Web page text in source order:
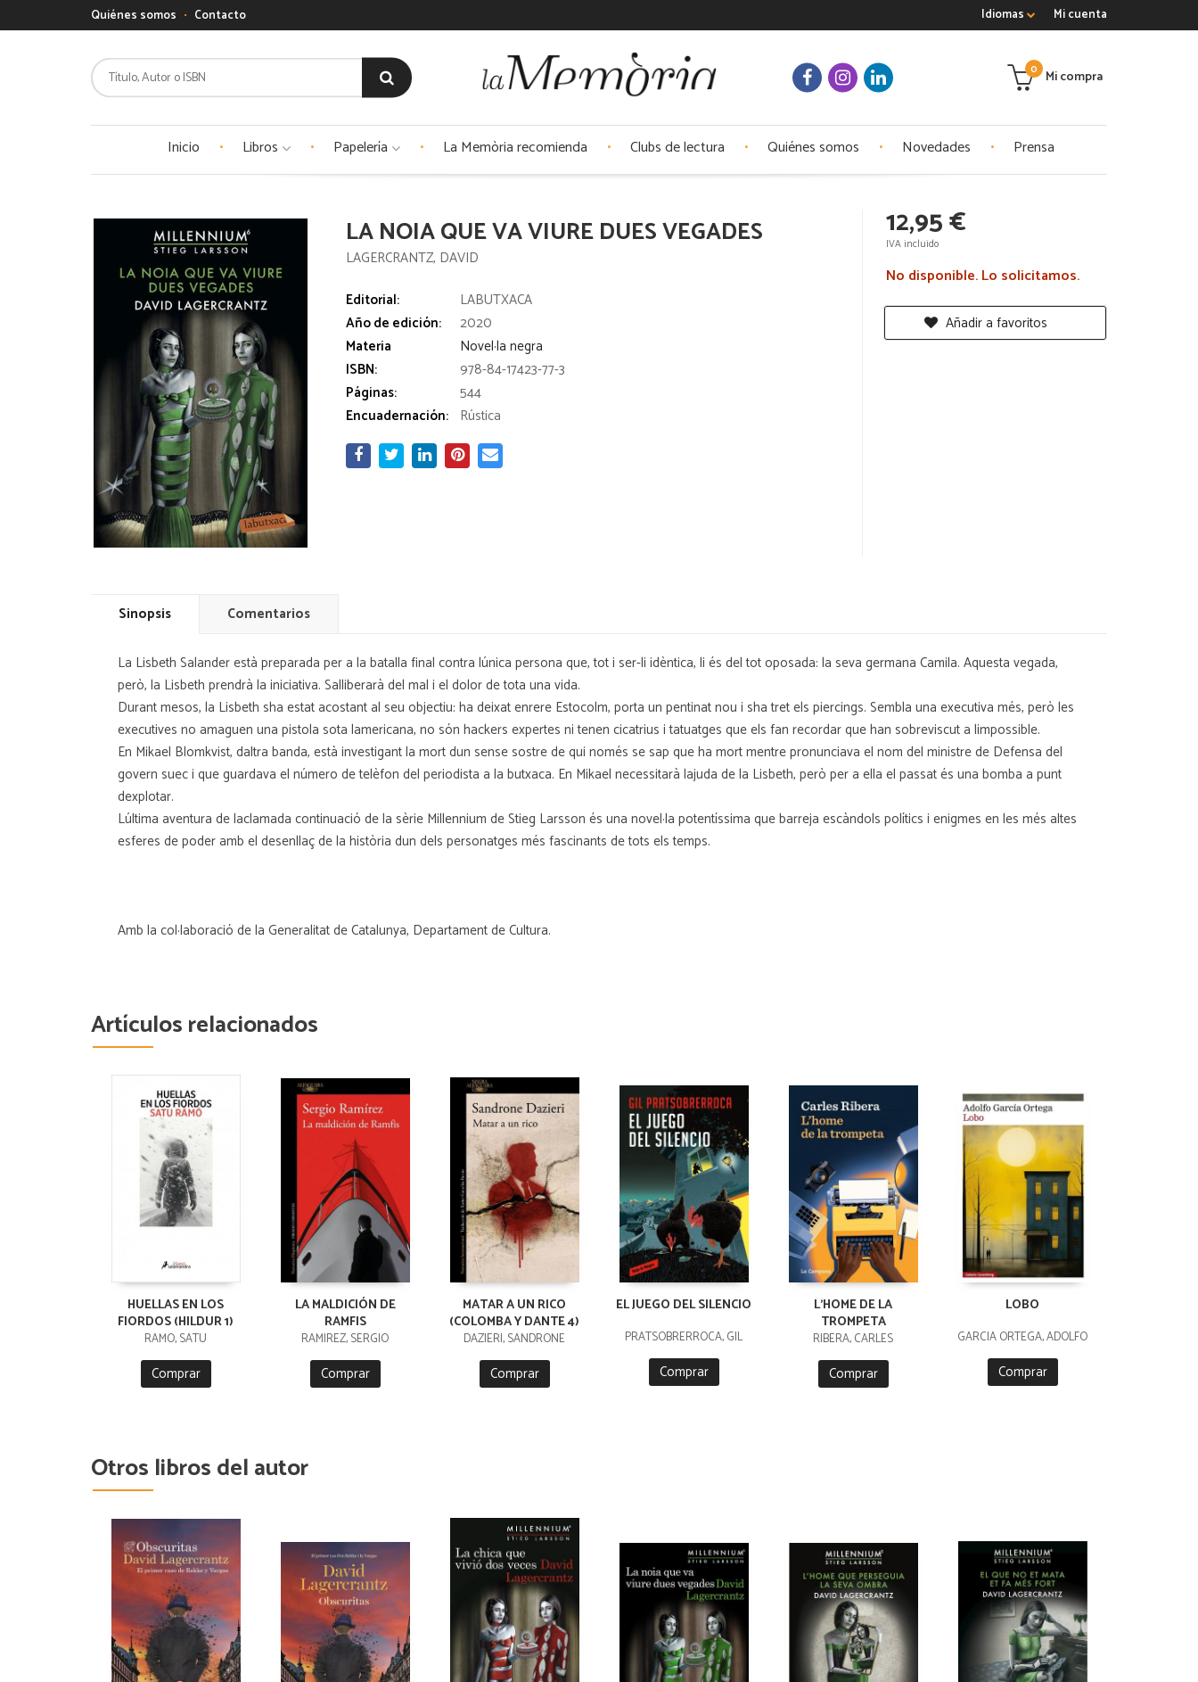
Mi cuenta
Idiomas
Quiénes somos Contacto
Mi compra
0
Inicio Libros Papelería La Memòria recomienda Clubs de lectura Quiénes somos Novedades Prensa
LA NOIA QUE VA VIURE DUES VEGADES
LAGERCRANTZ, DAVID
Editorial:
LABUTXACA
Año de edición:
2020
Materia
Novel·la negra
ISBN:
978-84-17423-77-3
Páginas:
544
Encuadernación: Rústica
12,95 €
IVA incluido
No disponible. Lo solicitamos.
Añadir a favoritos
Sinopsis Comentarios
La Lisbeth Salander està preparada per a la batalla final contra lúnica persona que, tot i ser-li idèntica, li és del tot oposada: la seva germana Camila. Aquesta vegada,
però, la Lisbeth prendrà la iniciativa. Salliberarà del mal i el dolor de tota una vida.
Durant mesos, la Lisbeth sha estat acostant al seu objectiu: ha deixat enrere Estocolm, porta un pentinat nou i sha tret els piercings. Sembla una executiva més, però les
executives no amaguen una pistola sota lamericana, no són hackers expertes ni tenen cicatrius i tatuatges que els fan recordar que han sobreviscut a limpossible.
En Mikael Blomkvist, daltra banda, està investigant la mort dun sense sostre de qui només se sap que ha mort mentre pronunciava el nom del ministre de Defensa del
govern suec i que guardava el número de telèfon del periodista a la butxaca. En Mikael necessitarà lajuda de la Lisbeth, però per a ella el passat és una bomba a punt
dexplotar.
Lúltima aventura de laclamada continuació de la sèrie Millennium de Stieg Larsson és una novel·la potentíssima que barreja escàndols polítics i enigmes en les més altes
esferes de poder amb el desenllaç de la història dun dels personatges més fascinants de tots els temps.
Amb la col·laboració de la Generalitat de Catalunya, Departament de Cultura.
Artículos relacionados
HUELLAS EN LOS
FIORDOS (HILDUR 1)
RÄMÖ, SATU
Comprar
LA MALDICIÓN DE
RAMFIS
RAMIREZ, SERGIO
Comprar
MATAR A UN RICO
(COLOMBA Y DANTE 4)
DAZIERI, SANDRONE
Comprar
EL JUEGO DEL SILENCIO
PRATSOBRERROCA, GIL
Comprar
L'HOME DE LA
TROMPETA
RIBERA, CARLES
Comprar
LOBO
GARCIA ORTEGA, ADOLFO
Comprar
Otros libros del autor